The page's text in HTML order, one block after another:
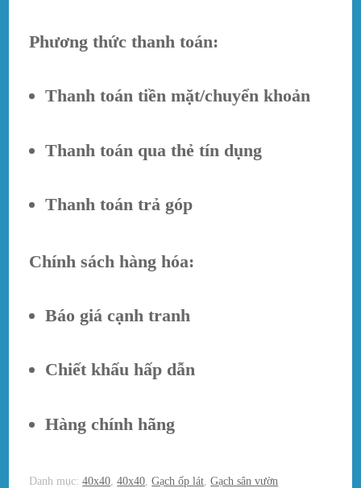
Phương thức thanh toán:
Thanh toán tiền mặt/chuyển khoản
Thanh toán qua thẻ tín dụng
Thanh toán trả góp
Chính sách hàng hóa:
Báo giá cạnh tranh
Chiết khấu hấp dẫn
Hàng chính hãng
Danh mục:40x40 ,40x40 ,Gạch ốp lát ,Gạch sân vườn